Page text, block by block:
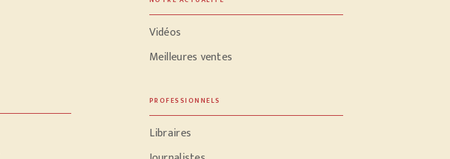
Vidéos
Meilleures ventes
PROFESSIONNELS
Libraires